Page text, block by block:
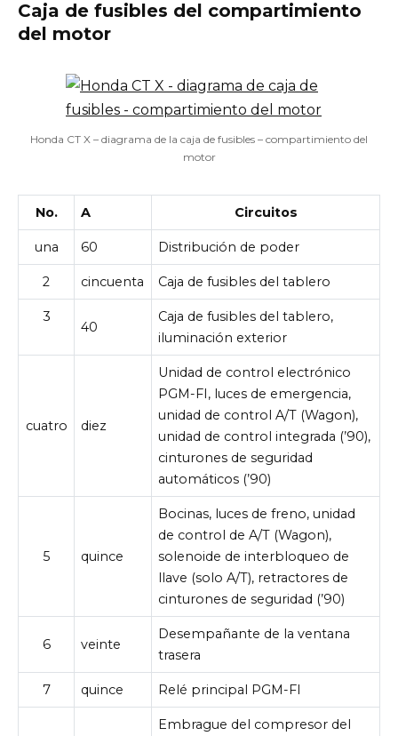
Caja de fusibles del compartimiento
del motor
Honda CT X – diagrama de la caja de fusibles – compartimiento del
motor
No. A Circuitos
una 60 Distribución de poder
2 cincuenta Caja de fusibles del tablero
3
40
Caja de fusibles del tablero,
iluminación exterior
cuatro diez
Unidad de control electrónico
PGM-FI, luces de emergencia,
unidad de control A/T (Wagon),
unidad de control integrada (’90),
cinturones de seguridad
automáticos (’90)
5 quince
Bocinas, luces de freno, unidad
de control de A/T (Wagon),
solenoide de interbloqueo de
llave (solo A/T), retractores de
cinturones de seguridad (’90)
6 veinte
Desempañante de la ventana
trasera
7 quince Relé principal PGM-FI
Embrague del compresor del